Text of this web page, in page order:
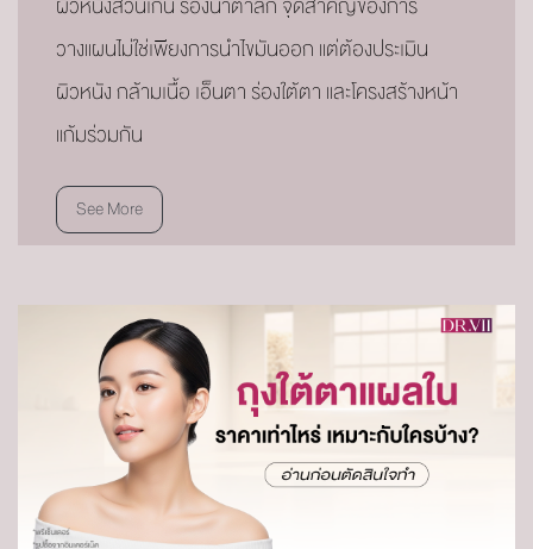
วางแผนไม่ใช่เพียงการนำไขมันออก แต่ต้องประเมิน
ผิวหนัง กล้ามเนื้อ เอ็นตา ร่องใต้ตา และโครงสร้างหน้า
แก้มร่วมกัน
See More